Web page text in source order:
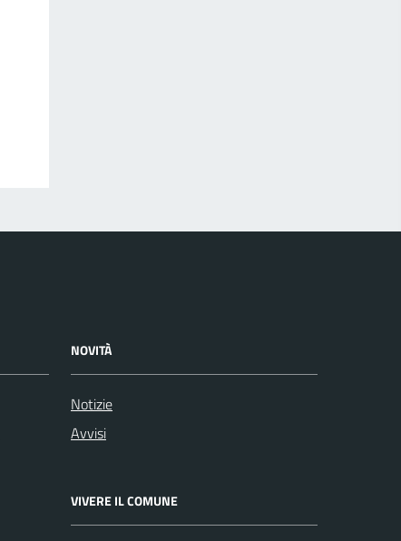
NOVITÀ
Notizie
Avvisi
VIVERE IL COMUNE